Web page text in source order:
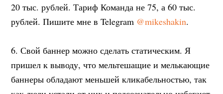
20 тыс. рублей. Тариф Команда не 75, а 60 тыс.
рублей. Пишите мне в Telegram @mikeshakin.
6. Свой баннер можно сделать статическим. Я
пришел к выводу, что мельтешащие и мелькающие
баннеры обладают меньшей кликабельностью, так